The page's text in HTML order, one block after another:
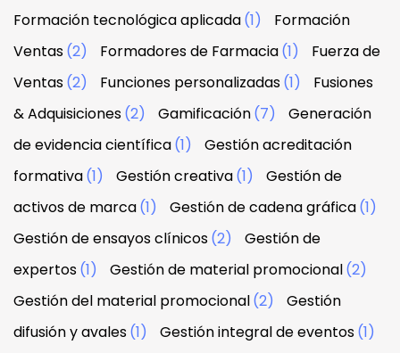
Formación tecnológica aplicada(1)
Formación
Ventas(2) Formadores de Farmacia(1)
Fuerza de
Ventas(2) Funciones personalizadas(1)
Fusiones
& Adquisiciones(2) Gamificación(7)
Generación
de evidencia científica(1)
Gestión acreditación
formativa(1) Gestión creativa(1)
Gestión de
activos de marca(1) Gestión de cadena gráfica(1)
Gestión de ensayos clínicos(2)
Gestión de
expertos(1) Gestión de material promocional(2)
Gestión del material promocional(2)
Gestión
difusión y avales(1) Gestión integral de eventos(1)